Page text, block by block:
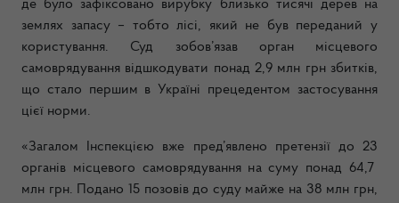
де було зафіксовано вирубку близько тисячі дерев на
землях запасу – тобто лісі, який не був переданий у
користування. Суд зобов’язав орган місцевого
самоврядування відшкодувати понад 2,9 млн грн збитків,
що стало першим в Україні прецедентом застосування
цієї норми.
«Загалом Інспекцією вже пред’явлено претензії до 23
органів місцевого самоврядування на суму понад 64,7
млн грн. Подано 15 позовів до суду майже на 38 млн грн,